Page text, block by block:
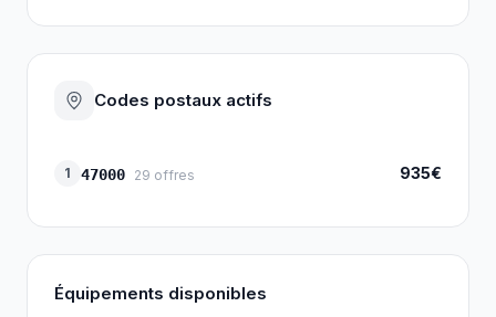
Codes postaux actifs
1 47000 29 offres 935€
Équipements disponibles